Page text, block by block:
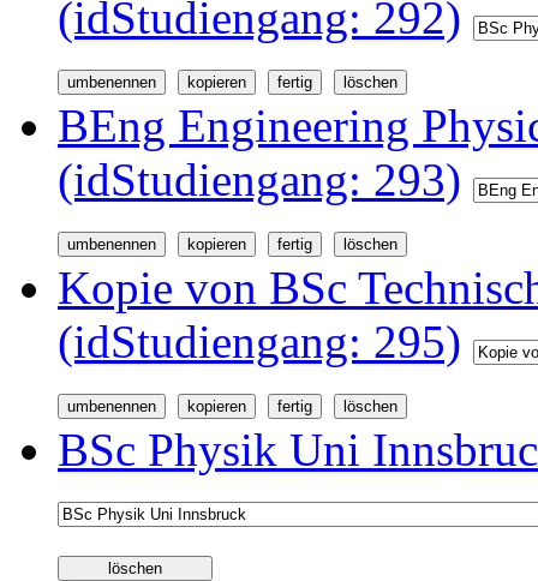
(idStudiengang: 292)
BEng Engineering
(idStudiengang: 293)
Kopie von BSc
(idStudiengang: 295)
BSc Physik Uni